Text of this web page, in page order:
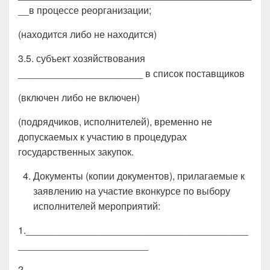
__в процессе реорганизации;
(находится либо не находится)
3.5. субъект хозяйствования
_______________________ в список поставщиков
(включен либо не включен)
(подрядчиков, исполнителей), временно не
допускаемых к участию в процедурах
государственных закупок.
Документы (копии документов), прилагаемые к
заявлению на участие вконкурсе по выбору
исполнителей мероприятий:
1._________________________________________